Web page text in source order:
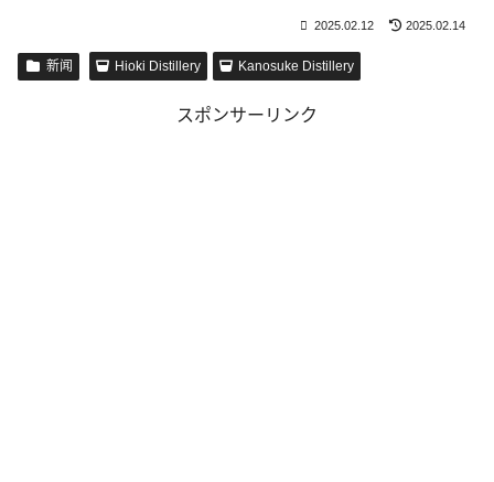
2025.02.12 2025.02.14
新闻 Hioki Distillery Kanosuke Distillery
スポンサーリンク